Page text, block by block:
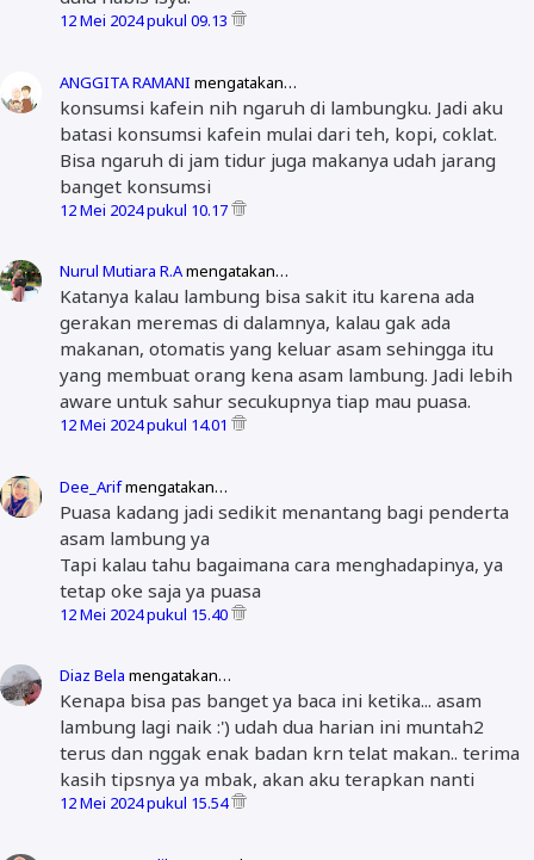
12 Mei 2024 pukul 09.13
ANGGITA RAMANI mengatakan…
konsumsi kafein nih ngaruh di lambungku. Jadi aku
batasi konsumsi kafein mulai dari teh, kopi, coklat.
Bisa ngaruh di jam tidur juga makanya udah jarang
banget konsumsi
12 Mei 2024 pukul 10.17
Nurul Mutiara R.Amengatakan…
Katanya kalau lambung bisa sakit itu karena ada
gerakan meremas di dalamnya, kalau gak ada
makanan, otomatis yang keluar asam sehingga itu
yang membuat orang kena asam lambung. Jadi lebih
aware untuk sahur secukupnya tiap mau puasa.
12 Mei 2024 pukul 14.01
Dee_Arifmengatakan…
Puasa kadang jadi sedikit menantang bagi penderta
asam lambung ya
Tapi kalau tahu bagaimana cara menghadapinya, ya
tetap oke saja ya puasa
12 Mei 2024 pukul 15.40
Diaz Bela mengatakan…
Kenapa bisa pas banget ya baca ini ketika... asam
lambung lagi naik :') udah dua harian ini muntah2
terus dan nggak enak badan krn telat makan.. terima
kasih tipsnya ya mbak, akan aku terapkan nanti
12 Mei 2024 pukul 15.54